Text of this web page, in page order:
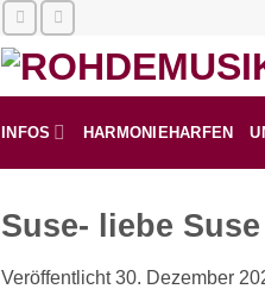
INFOS HARMONIEHARFEN
Suse- liebe
Veröffentlicht30. Dezember